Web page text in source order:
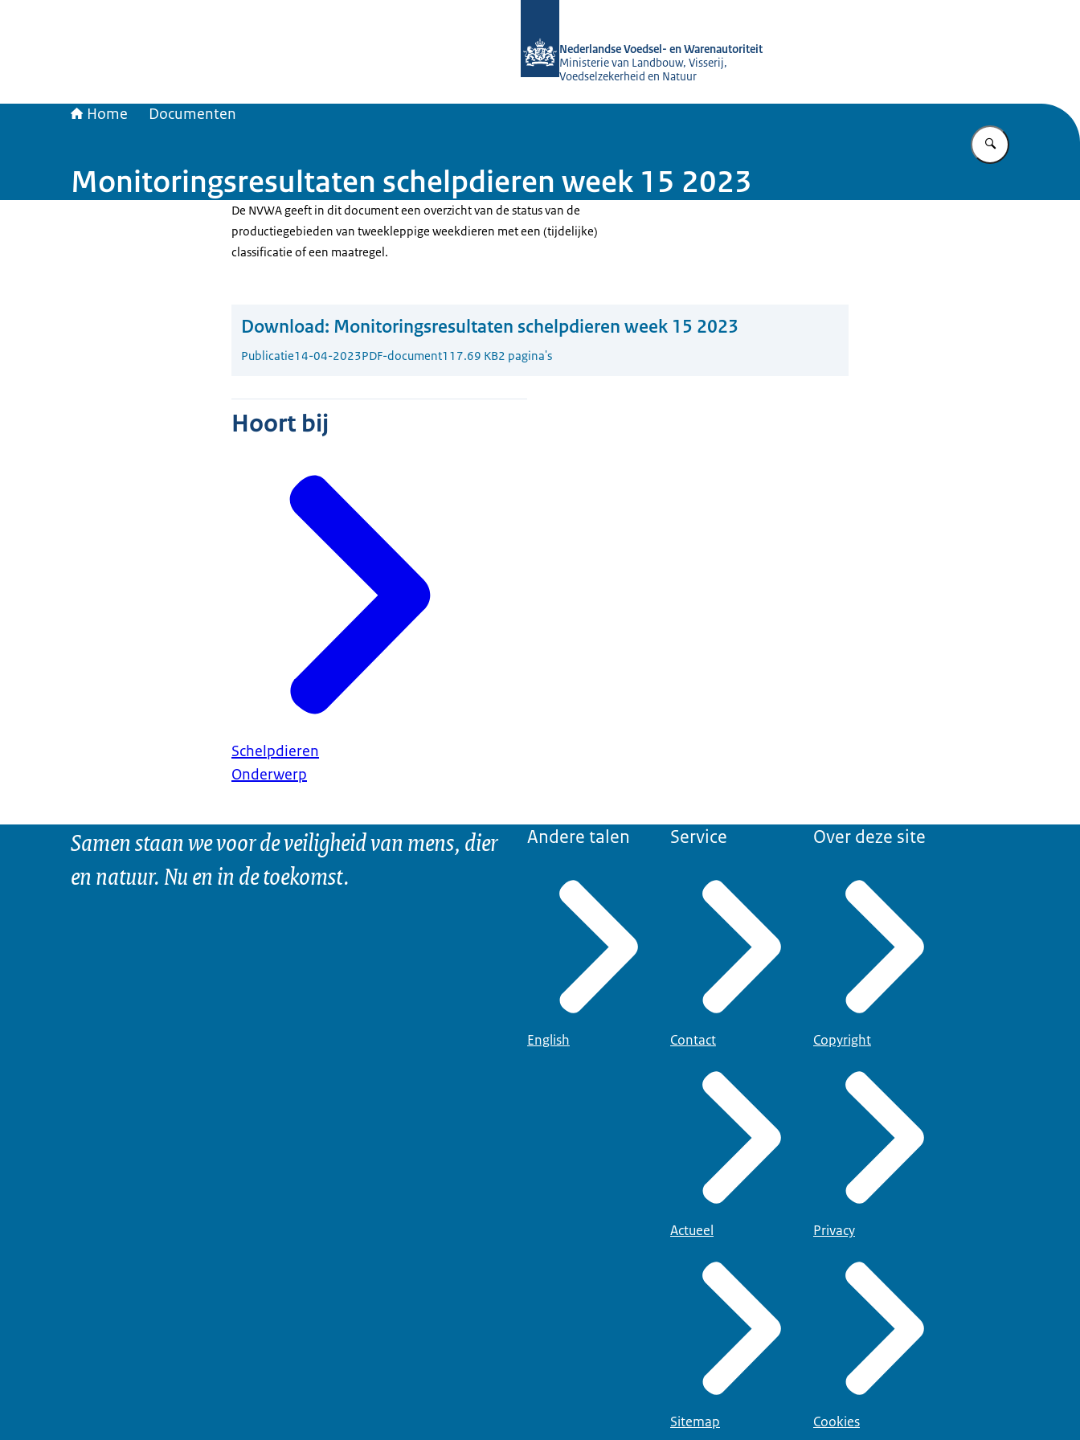
Nederlandse Voedsel- en Warenautoriteit
Ministerie van Landbouw, Visserij,
Voedselzekerheid en Natuur
Home Documenten
Vul in wat u
Monitoringsresultaten schelpdieren week 15 2023
De NVWA geeft in dit document een overzicht van de status van de
productiegebieden van tweekleppige weekdieren met een (tijdelijke)
classificatie of een maatregel.
Download: Monitoringsresultaten schelpdieren week 15 2023
Publicatie14-04-2023PDF-document117.69 KB2 pagina's
Hoort bij
Schelpdieren
Onderwerp
Samen staan we voor de veiligheid van mens, dier
en natuur. Nu en in de toekomst.
Andere talen
English
Service
Contact
Actueel
Sitemap
Over deze site
Copyright
Privacy
Cookies